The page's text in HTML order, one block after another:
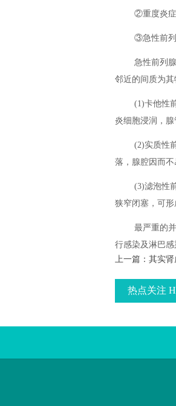
②重度炎症
③急性前列
急性前列
邻近的间质为其
(1)卡他性
炎细胞浸润，腺
(2)实质性
落，腺腔因而不
(3)滤泡性
狭窄闭塞，可形
最严重的
行感染及淋巴感
上一篇： 其实肾
热点关注